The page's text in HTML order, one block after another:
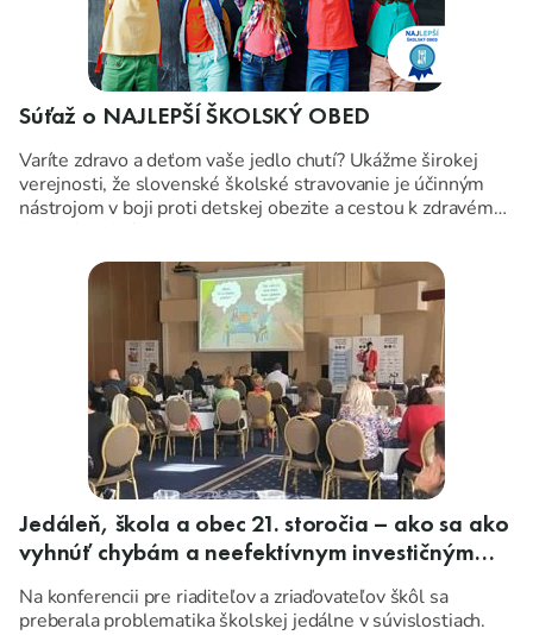
Súťaž o NAJLEPŠÍ ŠKOLSKÝ OBED
Varíte zdravo a deťom vaše jedlo chutí? Ukážme širokej
verejnosti, že slovenské školské stravovanie je účinným
nástrojom v boji proti detskej obezite a cestou k zdravému
Jedáleň, škola a obec 21. storočia – ako sa ako
vyhnúť chybám a neefektívnym investičným
Na konferencii pre riaditeľov a zriaďovateľov škôl sa
preberala problematika školskej jedálne v súvislostiach.